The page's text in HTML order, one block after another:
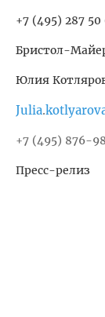
+7 (495) 287 50
Бристол-
Юлия
Julia.
+7 (495) 876-
Пресс-релиз